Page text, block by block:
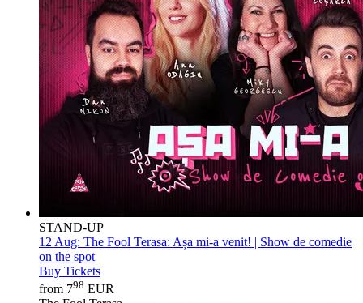
STAND-UP
12 Aug: The Fool Terasa: Așa mi-a venit! | Show de comedie
on the spot
Buy Tickets
from 798 EUR